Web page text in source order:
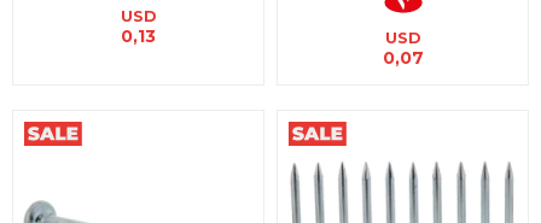
USD
0,13 USD
0,07